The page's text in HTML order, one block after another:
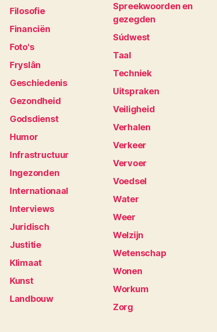
Filosofie
Financiën
Foto's
Fryslân
Geschiedenis
Gezondheid
Godsdienst
Humor
Infrastructuur
Ingezonden
Internationaal
Interviews
Juridisch
Justitie
Klimaat
Kunst
Landbouw
Spreekwoorden en
gezegden
Súdwest
Taal
Techniek
Uitspraken
Veiligheid
Verhalen
Verkeer
Vervoer
Voedsel
Water
Weer
Welzijn
Wetenschap
Wonen
Workum
Zorg